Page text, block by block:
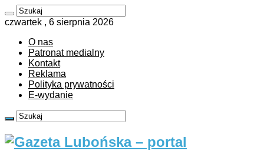
czwartek , 6 sierpnia 2026
O nas
Patronat medialny
Kontakt
Reklama
Polityka prywatności
E-wydanie